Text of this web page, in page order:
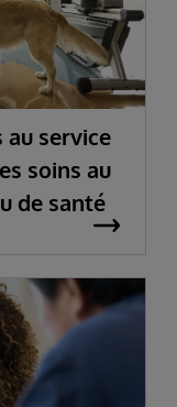
service
soins au
de santé